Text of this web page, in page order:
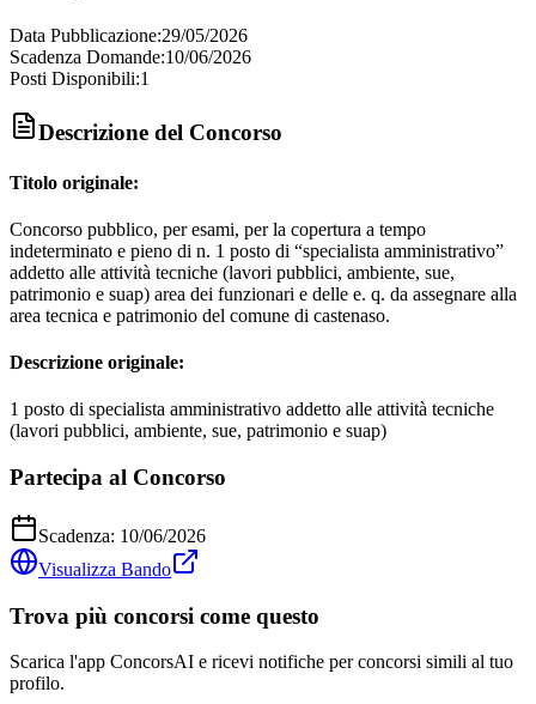
Data Pubblicazione:29/05/2026
Scadenza Domande:10/06/2026
Posti Disponibili:1
Descrizione del Concorso
Titolo originale:
Concorso pubblico, per esami, per la copertura a tempo
indeterminato e pieno di n. 1 posto di “specialista amministrativo”
addetto alle attività tecniche (lavori pubblici, ambiente, sue,
patrimonio e suap) area dei funzionari e delle e. q. da assegnare alla
area tecnica e patrimonio del comune di castenaso.
Descrizione originale:
1 posto di specialista amministrativo addetto alle attività tecniche
(lavori pubblici, ambiente, sue, patrimonio e suap)
Partecipa al Concorso
Scadenza: 10/06/2026
Visualizza Bando
Trova più concorsi come questo
Scarica l'app ConcorsAI e ricevi notifiche per concorsi simili al tuo
profilo.